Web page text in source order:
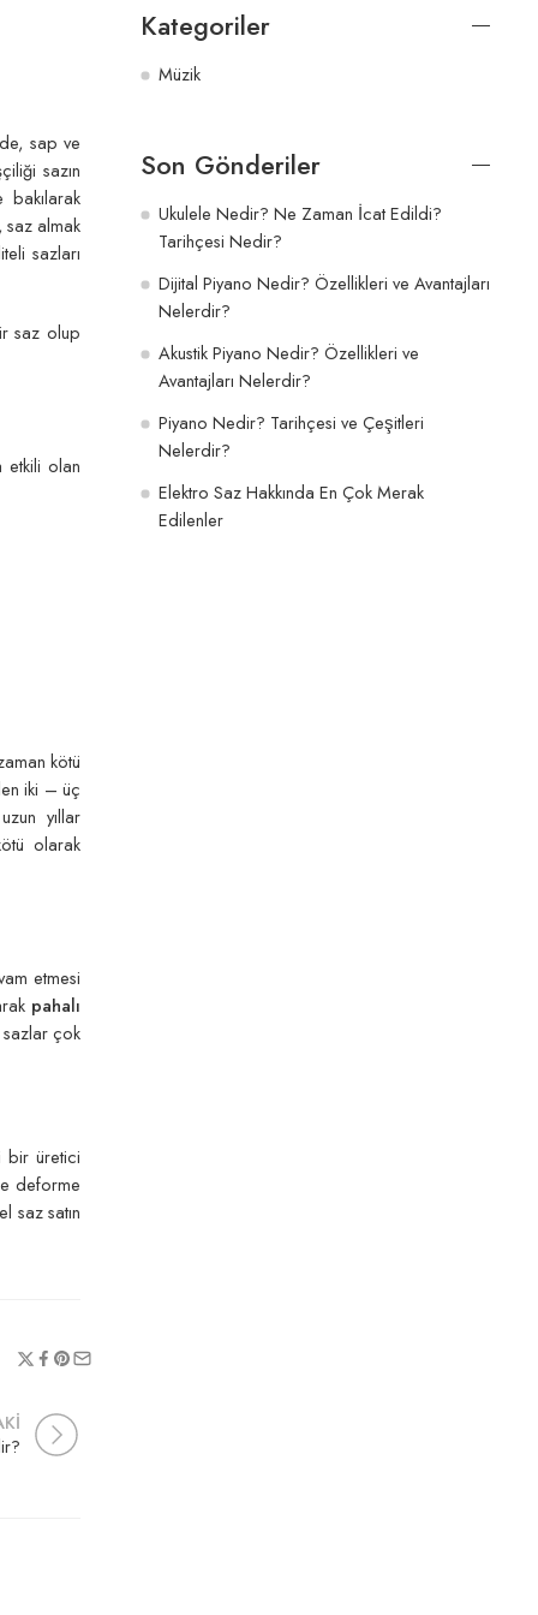
sap ve
sazın
bakılarak
saz almak
sazları
saz olup
etkili olan
kötü
iki – üç
yıllar
olarak
etmesi
pahalı
sazlar çok
bir üretici
deforme
saz satın
Kategoriler
Müzik
Son Gönderiler
Ukulele Nedir? Ne Zaman İcat Edildi?
Tarihçesi Nedir?
Dijital Piyano Nedir? Özellikleri ve Avantajları
Nelerdir?
Akustik Piyano Nedir? Özellikleri ve
Avantajları Nelerdir?
Piyano Nedir? Tarihçesi ve Çeşitleri
Nelerdir?
Elektro Saz Hakkında En Çok Merak
Edilenler